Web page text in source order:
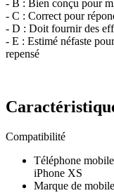
- B : Bien conçu pour
- C : Correct pour
- D : Doit fournir des
- E : Estimé néfaste
repensé
Compatibilité
Téléphone
iPhone XS
Marque de mobile